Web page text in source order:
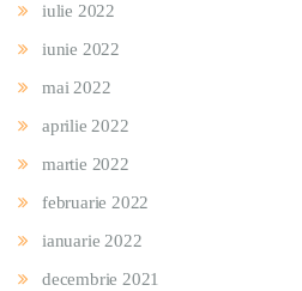
iulie 2022
iunie 2022
mai 2022
aprilie 2022
martie 2022
februarie 2022
ianuarie 2022
decembrie 2021